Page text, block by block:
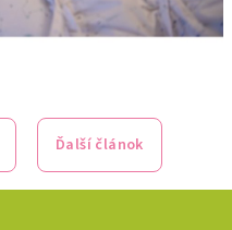
Ďalší článok